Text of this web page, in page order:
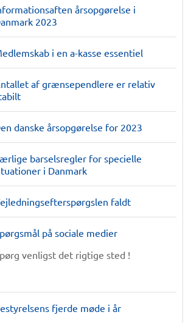
årsopgørelse i
2023
i en a-kasse essentiel
af grænsependlere er relativ
danske årsopgørelse for 2023
barselsregler for specielle
i Danmark
faldt
på sociale medier
venligst det rigtige sted !
fjerde møde i år